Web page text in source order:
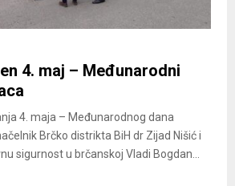
4. maj – Međunarodni
4. maja – Međunarodnog dana
Brčko distrikta BiH dr Zijad Nišić i
sigurnost u brčanskoj Vladi Bogdan...